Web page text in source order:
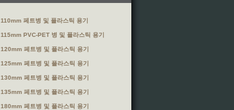
110mm 페트병 및 플라스틱 용기
115mm PVC-PET 병 및 플라스틱 용기
120mm 페트병 및 플라스틱 용기
125mm 페트병 및 플라스틱 용기
130mm 페트병 및 플라스틱 용기
135mm 페트병 및 플라스틱 용기
180mm 페트병 및 플라스틱 용기